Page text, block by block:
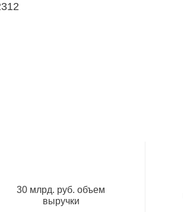
30 млрд. руб. объем
выручки